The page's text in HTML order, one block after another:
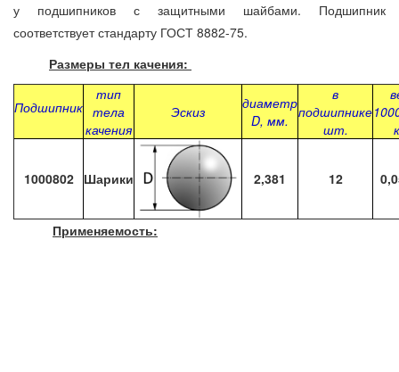
у подшипников с защитными шайбами. Подшипник
соответствует стандарту ГОСТ 8882-75.
Размеры тел качения:
Подшипник
тип
тела
качения
Эскиз
диаметр
D, мм.
в
подшипнике
шт.
1000802 Шарики 2,381 12
Применяемость: